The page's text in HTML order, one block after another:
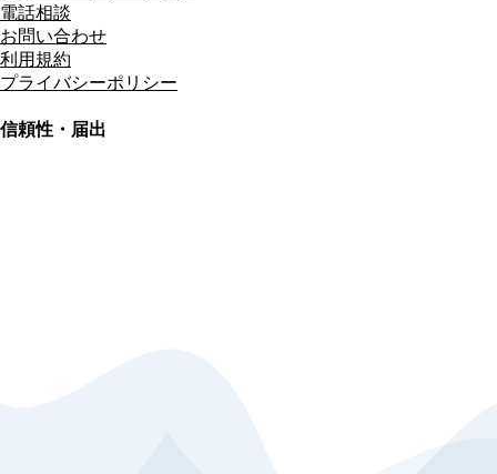
電話相談
お問い合わせ
利用規約
プライバシーポリシー
信頼性・届出